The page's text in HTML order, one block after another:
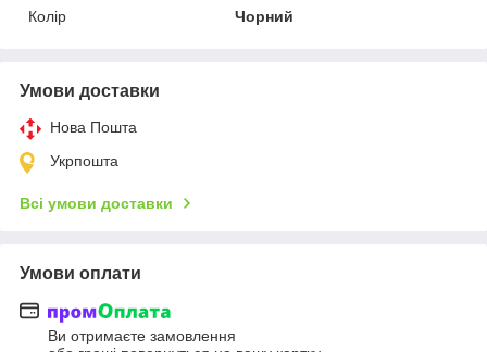
Колір
Чорний
Умови доставки
Нова Пошта
Укрпошта
Всі умови доставки
Умови оплати
Ви отримаєте замовлення